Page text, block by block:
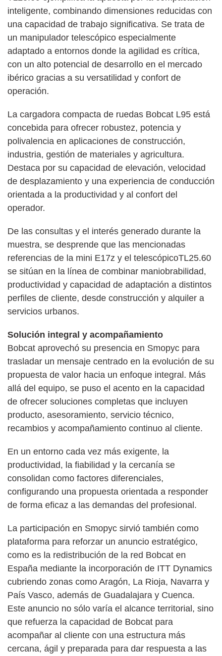
inteligente, combinando dimensiones reducidas con
una capacidad de trabajo significativa. Se trata de
un manipulador telescópico especialmente
adaptado a entornos donde la agilidad es crítica,
con un alto potencial de desarrollo en el mercado
ibérico gracias a su versatilidad y confort de
operación.
La cargadora compacta de ruedas Bobcat L95 está
concebida para ofrecer robustez, potencia y
polivalencia en aplicaciones de construcción,
industria, gestión de materiales y agricultura.
Destaca por su capacidad de elevación, velocidad
de desplazamiento y una experiencia de conducción
orientada a la productividad y al confort del
operador.
De las consultas y el interés generado durante la
muestra, se desprende que las mencionadas
referencias de la mini E17z y el telescópicoTL25.60
se sitúan en la línea de combinar maniobrabilidad,
productividad y capacidad de adaptación a distintos
perfiles de cliente, desde construcción y alquiler a
servicios urbanos.
Solución integral y acompañamiento
Bobcat aprovechó su presencia en Smopyc para
trasladar un mensaje centrado en la evolución de su
propuesta de valor hacia un enfoque integral. Más
allá del equipo, se puso el acento en la capacidad
de ofrecer soluciones completas que incluyen
producto, asesoramiento, servicio técnico,
recambios y acompañamiento continuo al cliente.
En un entorno cada vez más exigente, la
productividad, la fiabilidad y la cercanía se
consolidan como factores diferenciales,
configurando una propuesta orientada a responder
de forma eficaz a las demandas del profesional.
La participación en Smopyc sirvió también como
plataforma para reforzar un anuncio estratégico,
como es la redistribución de la red Bobcat en
España mediante la incorporación de ITT Dynamics
cubriendo zonas como Aragón, La Rioja, Navarra y
País Vasco, además de Guadalajara y Cuenca.
Este anuncio no sólo varía el alcance territorial, sino
que refuerza la capacidad de Bobcat para
acompañar al cliente con una estructura más
cercana, ágil y preparada para dar respuesta a las